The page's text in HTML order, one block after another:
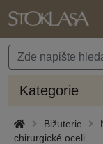
Kategorie
Bižuterie
chirurgické oceli